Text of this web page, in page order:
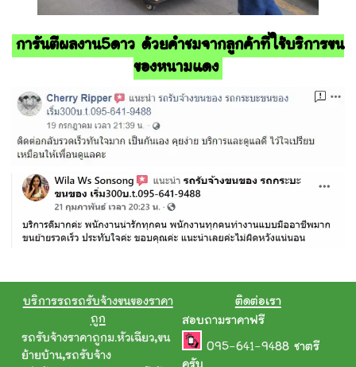
การันตีผลงาน5ดาว ด้วยคำชมจากลูกค้าที่ใช้บริการขน
ของหนามแดง
บริการรถรถรับจ้างขนของราคา
ถูก
รถรับจ้างราคาถูกม.หัวเฉียว,ขน
ย้ายบ้าน,รถรับจ้าง
ติดต่อเรา
สอบถามราคาฟรี
095-641-9488 ชาตรี